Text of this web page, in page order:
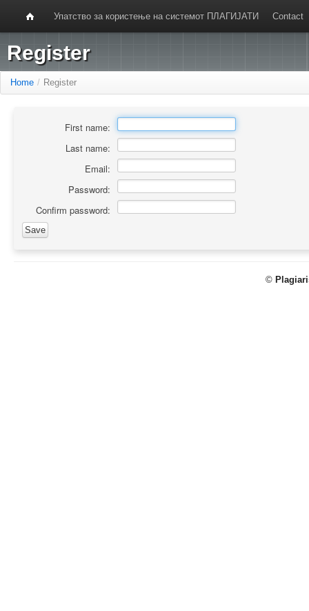
Упатство за користење на системот ПЛАГИЈАТИ Contact
Register
Home / Register
First name:
Last name:
Email:
Password:
Confirm password:
©